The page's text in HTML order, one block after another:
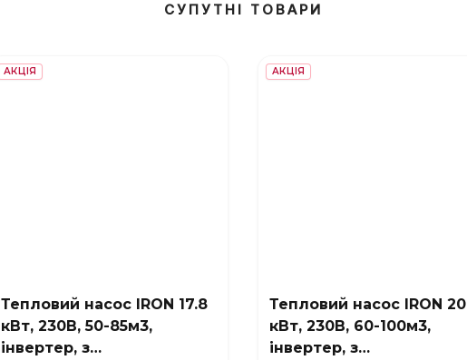
СУПУТНІ ТОВАРИ
АКЦІЯ
Тепловий насос IRON 17.8
кВт, 230В, 50-85м3,
інвертер, з
АКЦІЯ
Тепловий насос IRON 20
кВт, 230В, 60-100м3,
інвертер, з